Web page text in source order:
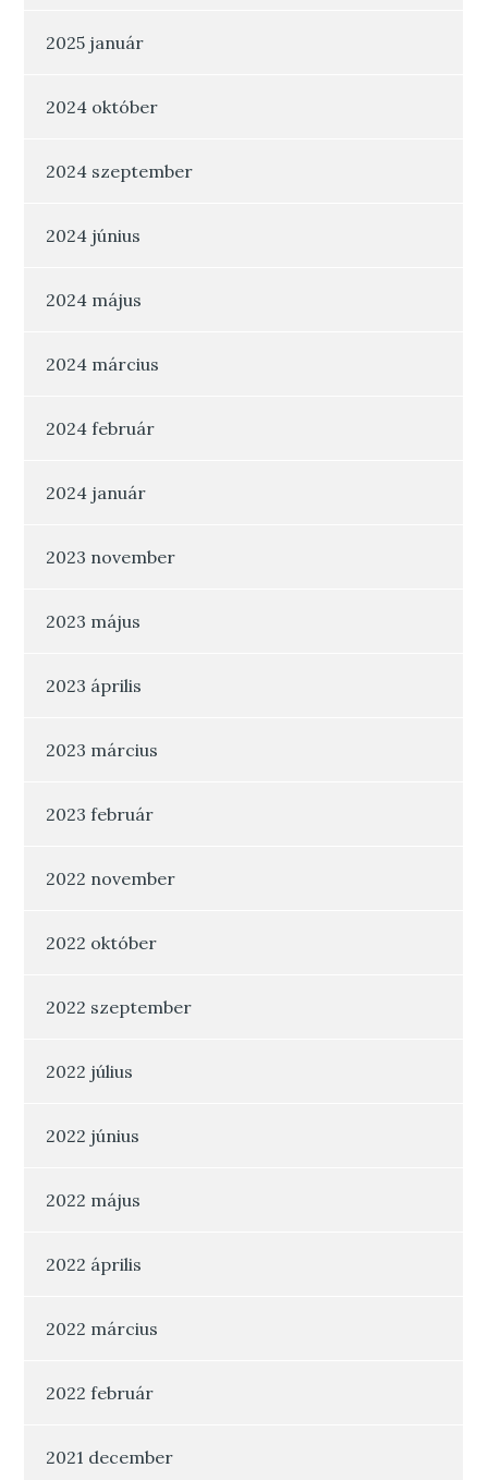
2025 január
2024 október
2024 szeptember
2024 június
2024 május
2024 március
2024 február
2024 január
2023 november
2023 május
2023 április
2023 március
2023 február
2022 november
2022 október
2022 szeptember
2022 július
2022 június
2022 május
2022 április
2022 március
2022 február
2021 december